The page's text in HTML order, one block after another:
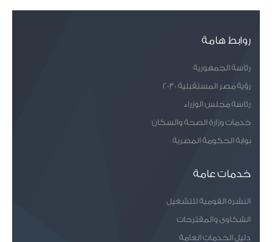
روابط هامة
رئاسة الجمهورية
رؤية مصر المستقبلية 2030
رئاسة مجلس الوزراء
خدمات وزارة الصحة والسكان
بوابة الحكومة المصرية
خدمات عامة
النشرة القومية للتشغيل
الشكاوى والمقترحات
دليل الخدمات العامة